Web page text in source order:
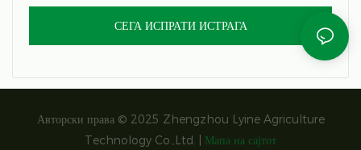
СЕГА ИСПРАТИ ИСТРАГА
Авторски права © 2025 Zhengzhou Lyine Agriculture
Technology Co.,Ltd. |
Мапа на сајтот